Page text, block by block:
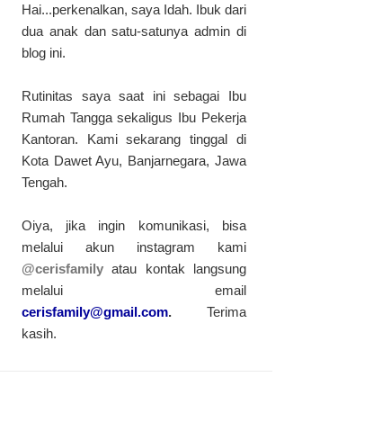
Hai...perkenalkan, saya Idah. Ibuk dari
dua anak dan satu-satunya admin di
blog ini.
Rutinitas saya saat ini sebagai Ibu
Rumah Tangga sekaligus Ibu Pekerja
Kantoran. Kami sekarang tinggal di
Kota Dawet Ayu, Banjarnegara, Jawa
Tengah.
Oiya, jika ingin komunikasi, bisa
melalui akun instagram kami
@cerisfamily atau kontak langsung
melalui email
cerisfamily@gmail.com.Terima
kasih.